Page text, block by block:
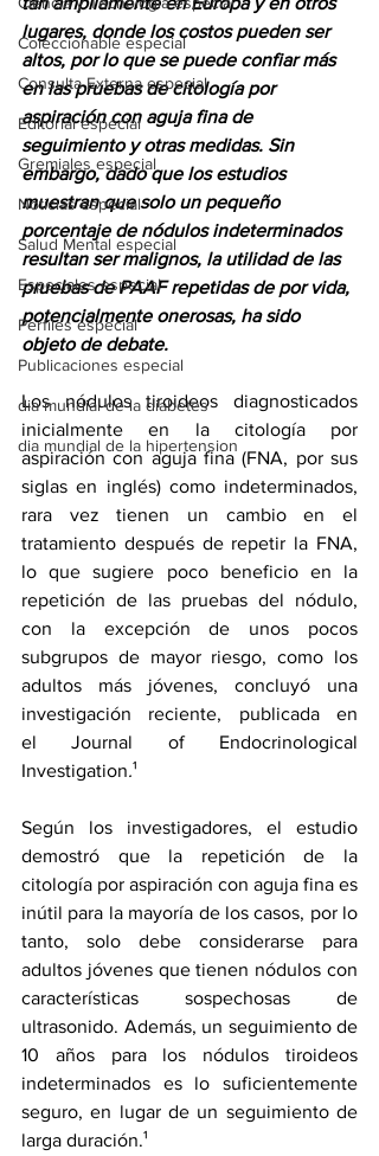
Coleccionable especial
Consulta Externa especial
Editorial especial
Gremiales especial
Noticias especial
Salud Mental especial
Especiales especial
Perfiles especial
Publicaciones especial
dia mundial de la diabetes
dia mundial de la hipertension
lugares, donde los costos pueden ser
altos, por lo que se puede confiar más
en las pruebas de citología por
aspiración con aguja fina de
seguimiento y otras medidas. Sin
embargo, dado que los estudios
muestran que solo un pequeño
porcentaje de nódulos indeterminados
resultan ser malignos, la utilidad de las
pruebas de PAAF repetidas de por vida,
potencialmente onerosas, ha sido
objeto de debate.
Los nódulos tiroideos diagnosticados
inicialmente en la citología por
aspiración con aguja fina (FNA, por sus
siglas en inglés) como indeterminados,
rara vez tienen un cambio en el
tratamiento después de repetir la FNA,
lo que sugiere poco beneficio en la
repetición de las pruebas del nódulo,
con la excepción de unos pocos
subgrupos de mayor riesgo, como los
adultos más jóvenes, concluyó una
investigación reciente, publicada en
el Journal of Endocrinological
Investigation.¹
Según los investigadores, el estudio
demostró que la repetición de la
citología por aspiración con aguja fina es
inútil para la mayoría de los casos, por lo
tanto, solo debe considerarse para
adultos jóvenes que tienen nódulos con
características sospechosas de
ultrasonido. Además, un seguimiento de
10 años para los nódulos tiroideos
indeterminados es lo suficientemente
seguro, en lugar de un seguimiento de
larga duración.¹